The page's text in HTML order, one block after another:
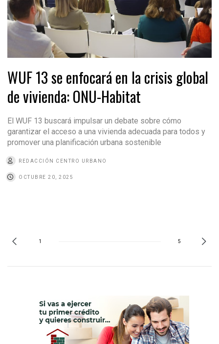
WUF 13 se enfocará en la crisis global
de vivienda: ONU-Habitat
El WUF 13 buscará impulsar un debate sobre cómo
garantizar el acceso a una vivienda adecuada para todos y
promover una planificación urbana sostenible
REDACCIÓN CENTRO URBANO
OCTUBRE 20, 2025
1 5